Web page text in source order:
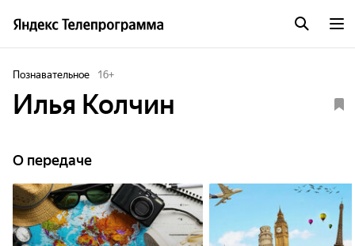
Познавательное 16+
Илья Колчин
О передаче